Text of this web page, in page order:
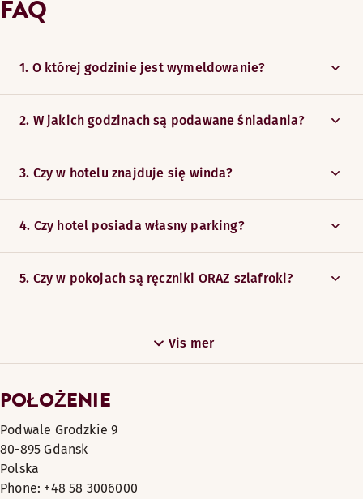
FAQ
1. O której godzinie jest wymeldowanie?
2. W jakich godzinach są podawane śniadania?
3. Czy w hotelu znajduje się winda?
4. Czy hotel posiada własny parking?
5. Czy w pokojach są ręczniki ORAZ szlafroki?
Vis mer
POŁOŻENIE
Podwale Grodzkie 9
80-895 Gdansk
Polska
Phone: +48 58 3006000